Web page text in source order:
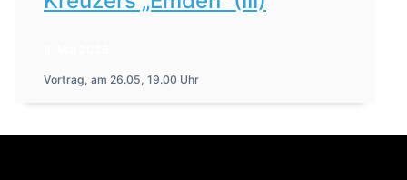
Vortrag, am 26.05, 19.00 Uhr